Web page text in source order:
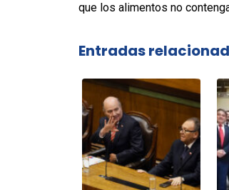
que los alimentos no
Entradas